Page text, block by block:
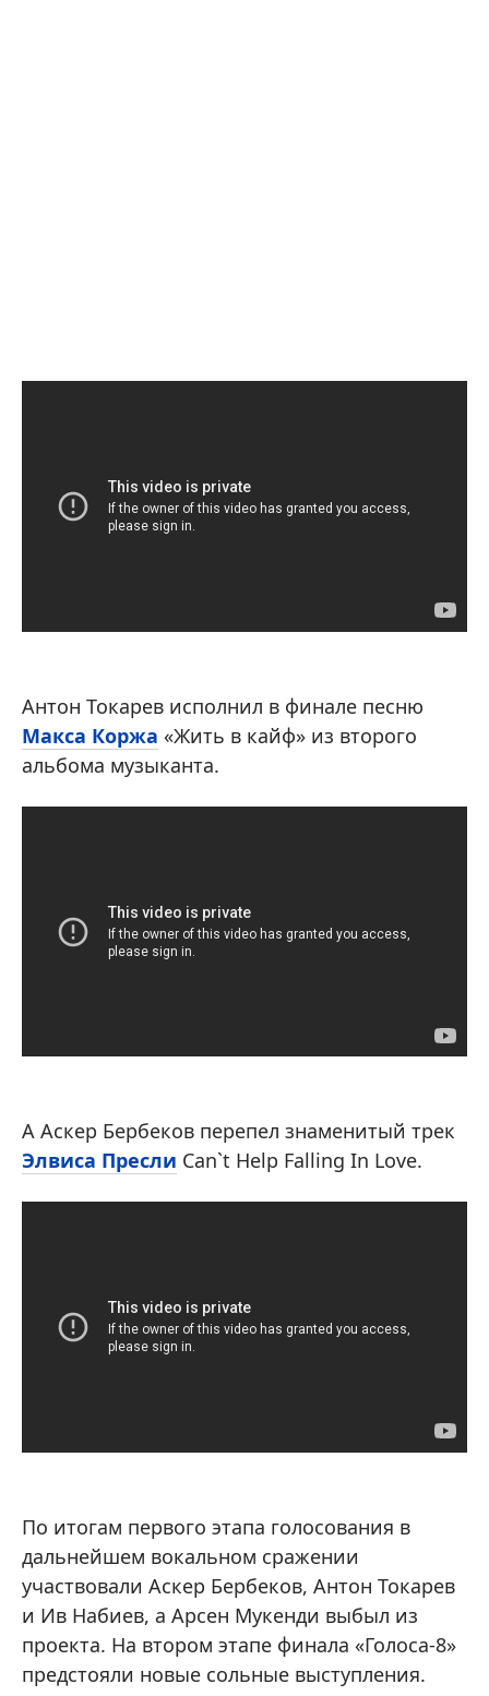
Антон Токарев исполнил в финале песню
Макса Коржа «Жить в кайф» из второго
альбома музыканта.
А Аскер Бербеков перепел знаменитый трек
Элвиса Пресли Can`t Help Falling In Love.
По итогам первого этапа голосования в
дальнейшем вокальном сражении
участвовали Аскер Бербеков, Антон Токарев
и Ив Набиев, а Арсен Мукенди выбыл из
проекта. На втором этапе финала «Голоса-8»
предстояли новые сольные выступления.